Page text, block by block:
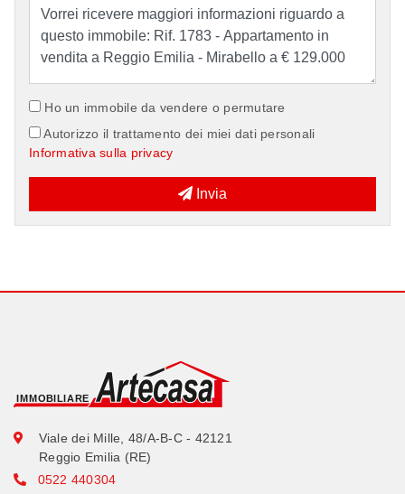
Ho un immobile da vendere o permutare
Autorizzo il trattamento dei miei dati personali
Informativa sulla privacy
Invia
Viale dei Mille, 48/A-B-C - 42121
Reggio Emilia (RE)
0522 440304